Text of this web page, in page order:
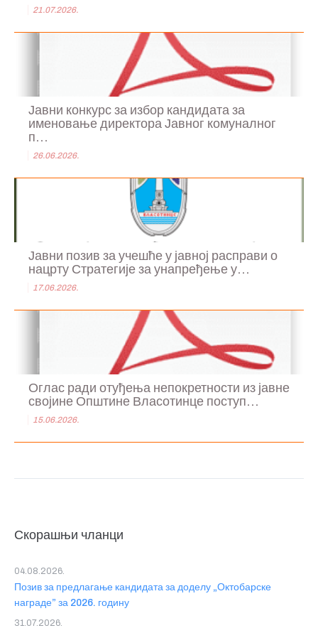
21.07.2026.
Јавни конкурс за избор кандидата за
именовање директора Јавног комуналног
п...
26.06.2026.
Јавни позив за учешће у јавној расправи о
нацрту Стратегије за унапређење у...
17.06.2026.
Оглас ради отуђења непокретности из јавне
својине Општине Власотинце поступ...
15.06.2026.
Скорашњи чланци
Позив за предлагање кандидата за доделу „Октобарске
награде” за 2026. годину
04.08.2026.
31.07.2026.